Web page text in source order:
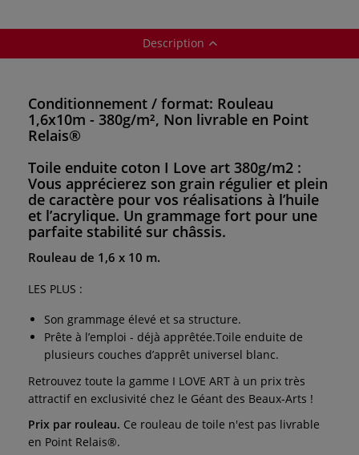
Description
Conditionnement / format: Rouleau
1,6x10m - 380g/m², Non livrable en Point
Relais®
Toile enduite coton I Love art 380g/m2 :
Vous apprécierez son grain régulier et plein
de caractère pour vos réalisations à l’huile
et l’acrylique. Un grammage fort pour une
parfaite stabilité sur châssis.
Rouleau de 1,6 x 10 m.
LES PLUS :
Son grammage élevé et sa structure.
Prête à l’emploi - déjà apprêtée.Toile enduite de
plusieurs couches d’apprêt universel blanc.
Retrouvez toute la gamme I LOVE ART à un prix très
attractif en exclusivité chez le Géant des Beaux-Arts !
Prix par rouleau. Ce rouleau de toile n'est pas livrable
en Point Relais®.